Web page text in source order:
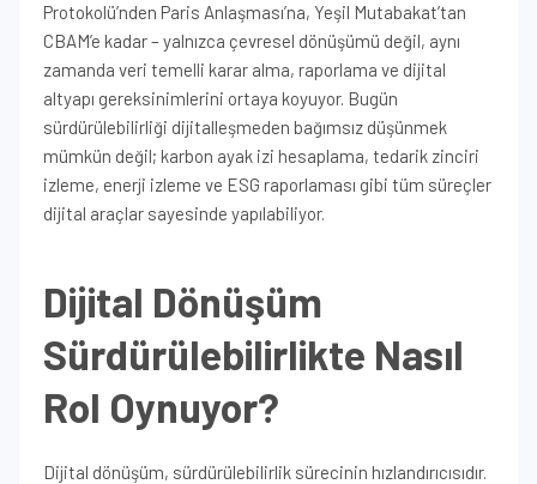
Protokolü’nden Paris Anlaşması’na, Yeşil Mutabakat’tan
CBAM’e kadar – yalnızca çevresel dönüşümü değil, aynı
zamanda veri temelli karar alma, raporlama ve dijital
altyapı gereksinimlerini ortaya koyuyor. Bugün
sürdürülebilirliği dijitalleşmeden bağımsız düşünmek
mümkün değil; karbon ayak izi hesaplama, tedarik zinciri
izleme, enerji izleme ve ESG raporlaması gibi tüm süreçler
dijital araçlar sayesinde yapılabiliyor.
Dijital Dönüşüm
Sürdürülebilirlikte Nasıl
Rol Oynuyor?
Dijital dönüşüm, sürdürülebilirlik sürecinin hızlandırıcısıdır.